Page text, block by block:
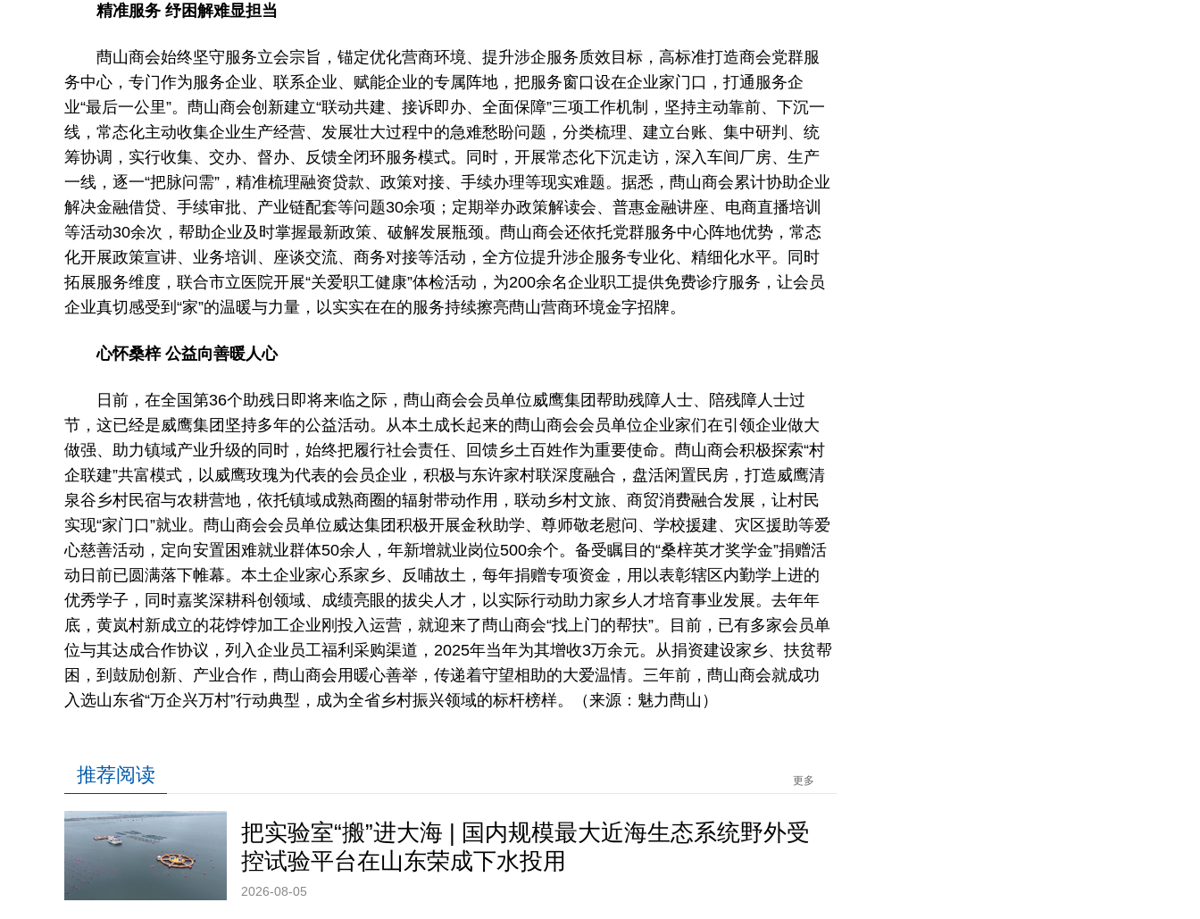
精准服务 纾困解难显担当
蔄山商会始终坚守服务立会宗旨，锚定优化营商环境、提升涉企服务质效目标，高标准打造商会党群服
务中心，专门作为服务企业、联系企业、赋能企业的专属阵地，把服务窗口设在企业家门口，打通服务企
业“最后一公里”。蔄山商会创新建立“联动共建、接诉即办、全面保障”三项工作机制，坚持主动靠前、下沉一
线，常态化主动收集企业生产经营、发展壮大过程中的急难愁盼问题，分类梳理、建立台账、集中研判、统
筹协调，实行收集、交办、督办、反馈全闭环服务模式。同时，开展常态化下沉走访，深入车间厂房、生产
一线，逐一“把脉问需”，精准梳理融资贷款、政策对接、手续办理等现实难题。据悉，蔄山商会累计协助企业
解决金融借贷、手续审批、产业链配套等问题30余项；定期举办政策解读会、普惠金融讲座、电商直播培训
等活动30余次，帮助企业及时掌握最新政策、破解发展瓶颈。蔄山商会还依托党群服务中心阵地优势，常态
化开展政策宣讲、业务培训、座谈交流、商务对接等活动，全方位提升涉企服务专业化、精细化水平。同时
拓展服务维度，联合市立医院开展“关爱职工健康”体检活动，为200余名企业职工提供免费诊疗服务，让会员
企业真切感受到“家”的温暖与力量，以实实在在的服务持续擦亮蔄山营商环境金字招牌。
心怀桑梓 公益向善暖人心
日前，在全国第36个助残日即将来临之际，蔄山商会会员单位威鹰集团帮助残障人士、陪残障人士过
节，这已经是威鹰集团坚持多年的公益活动。从本土成长起来的蔄山商会会员单位企业家们在引领企业做大
做强、助力镇域产业升级的同时，始终把履行社会责任、回馈乡土百姓作为重要使命。蔄山商会积极探索“村
企联建”共富模式，以威鹰玫瑰为代表的会员企业，积极与东许家村联深度融合，盘活闲置民房，打造威鹰清
泉谷乡村民宿与农耕营地，依托镇域成熟商圈的辐射带动作用，联动乡村文旅、商贸消费融合发展，让村民
实现“家门口”就业。蔄山商会会员单位威达集团积极开展金秋助学、尊师敬老慰问、学校援建、灾区援助等爱
心慈善活动，定向安置困难就业群体50余人，年新增就业岗位500余个。备受瞩目的“桑梓英才奖学金”捐赠活
动日前已圆满落下帷幕。本土企业家心系家乡、反哺故土，每年捐赠专项资金，用以表彰辖区内勤学上进的
优秀学子，同时嘉奖深耕科创领域、成绩亮眼的拔尖人才，以实际行动助力家乡人才培育事业发展。去年年
底，黄岚村新成立的花饽饽加工企业刚投入运营，就迎来了蔄山商会“找上门的帮扶”。目前，已有多家会员单
位与其达成合作协议，列入企业员工福利采购渠道，2025年当年为其增收3万余元。从捐资建设家乡、扶贫帮
困，到鼓励创新、产业合作，蔄山商会用暖心善举，传递着守望相助的大爱温情。三年前，蔄山商会就成功
入选山东省“万企兴万村”行动典型，成为全省乡村振兴领域的标杆榜样。（来源：魅力蔄山）
推荐阅读 更多
把实验室“搬”进大海 | 国内规模最大近海生态系统野外受
控试验平台在山东荣成下水投用
2026-08-05